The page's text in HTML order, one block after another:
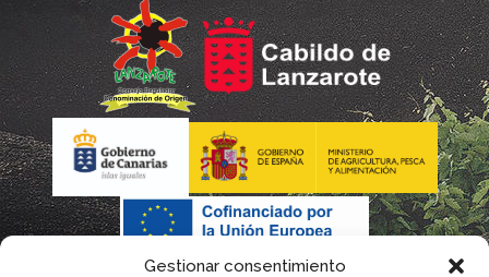
Gestionar consentimiento